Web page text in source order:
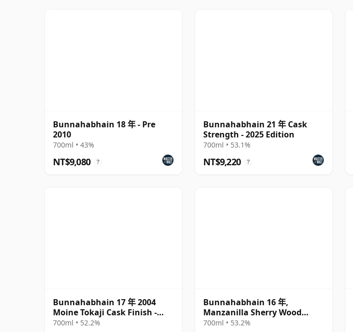
Bunnahabhain 18 年 - Pre
2010
700ml • 43%
NT$9,080 ?
Bunnahabhain 21 年 Cask
Strength - 2025 Edition
700ml • 53.1%
NT$9,220 ?
Bunnahabhain 17 年 2004
Moine Tokaji Cask Finish -
Feis Ile 2022
700ml • 52.2%
Bunnahabhain 16 年,
Manzanilla Sherry Wood
Finish
700ml • 53.2%